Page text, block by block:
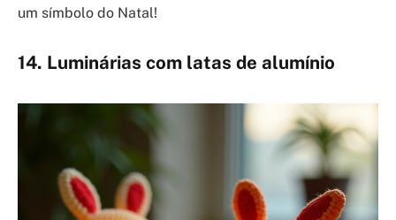
um símbolo do Natal!
14. Luminárias com latas de alumínio